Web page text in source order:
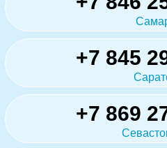
+7 845
+7 869